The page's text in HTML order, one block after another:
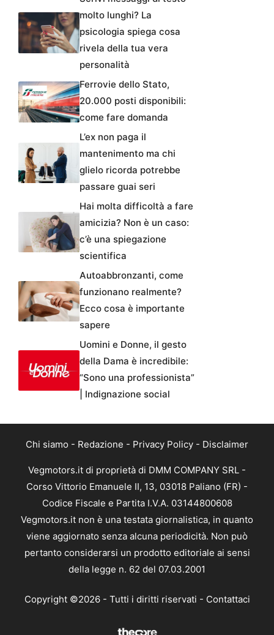
molto lunghi? La
psicologia spiega cosa
rivela della tua vera
personalità
Ferrovie dello Stato,
20.000 posti disponibili:
come fare domanda
L’ex non paga il
mantenimento ma chi
glielo ricorda potrebbe
passare guai seri
Hai molta difficoltà a fare
amicizia? Non è un caso:
c’è una spiegazione
scientifica
Autoabbronzanti, come
funzionano realmente?
Ecco cosa è importante
sapere
Uomini e Donne, il gesto
della Dama è incredibile:
“Sono una professionista”
| Indignazione social
Chi siamo - Redazione - Privacy Policy - Disclaimer
Vegmotors.it di proprietà di DMM COMPANY SRL -
Corso Vittorio Emanuele II, 13, 03018 Paliano (FR) -
Codice Fiscale e Partita I.V.A. 03144800608
Vegmotors.it non è una testata giornalistica, in quanto
viene aggiornato senza alcuna periodicità. Non può
pertanto considerarsi un prodotto editoriale ai sensi
della legge n. 62 del 07.03.2001
Copyright ©2026 - Tutti i diritti riservati - Contattaci